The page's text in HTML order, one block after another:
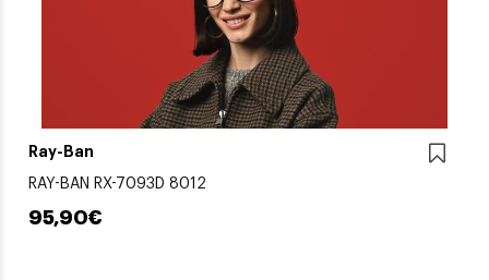
Ray-Ban
RAY-BAN RX-7093D 8012
95,90€